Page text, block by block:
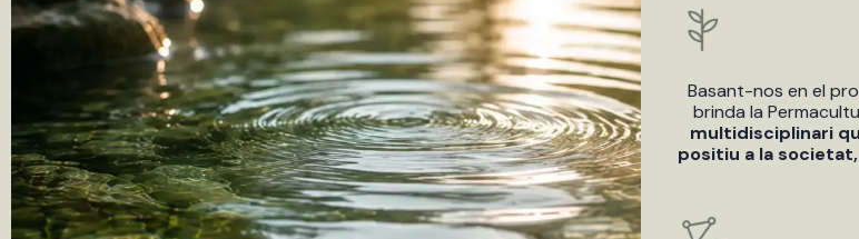
Basant-nos en el
brinda la
multidisciplinari
positiu a la societat,